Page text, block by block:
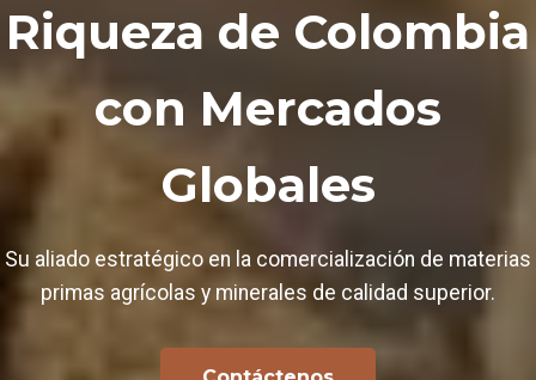
Riqueza de Colombia
con Mercados
Globales
Su aliado estratégico en la comercialización de materias
primas agrícolas y minerales de calidad superior.